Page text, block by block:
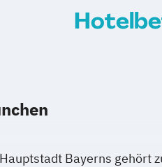
Bayerns gehört